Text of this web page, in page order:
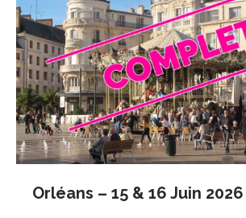
Orléans – 15 & 16 Juin 2026